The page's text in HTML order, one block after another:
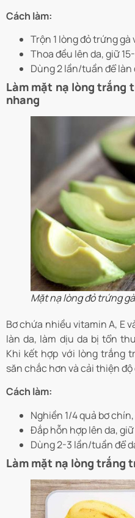
Cách làm:
Trộn 1 lòng đỏ trứng gà
Thoa đều lên da, giữ
Dùng 2 lần/tuần để làn
Làm mặt nạ lòng trắng
nhang
Mặt nạ lòng đỏ trứng
Bơ chứa nhiều vitamin A, E
làn da, làm dịu da bị tổn
Khi kết hợp với lòng trắng
săn chắc hơn và cải thiện độ
Cách làm:
Nghiền 1/4 quả bơ
Đắp hỗn hợp lên da,
Dùng 2-3 lần/tuần để
Làm mặt nạ lòng trắng